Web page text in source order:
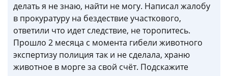
делать я не знаю, найти не могу. Написал жалобу
в прокуратуру на бездествие участкового,
ответили что идет следствие, не торопитесь.
Прошло 2 месяца с момента гибели животного
экспертизу полиция так и не сделала, храню
животное в морге за свой счёт. Подскажите